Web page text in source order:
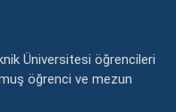
Üniversitesi öğrencileri
öğrenci ve mezun